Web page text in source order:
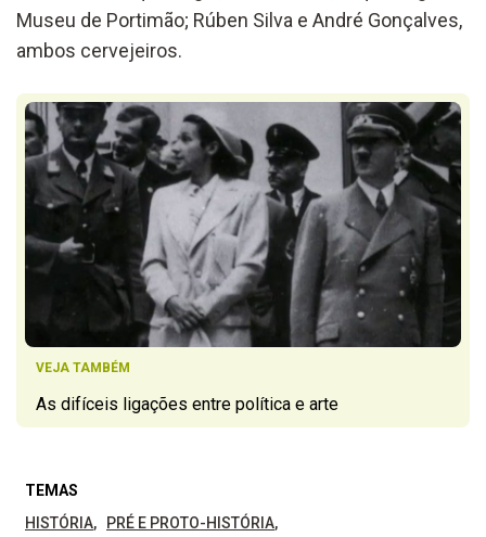
Museu de Portimão; Rúben Silva e André Gonçalves,
ambos cervejeiros.
VEJA TAMBÉM
As difíceis ligações entre política e arte
TEMAS
HISTÓRIA
PRÉ E PROTO-HISTÓRIA